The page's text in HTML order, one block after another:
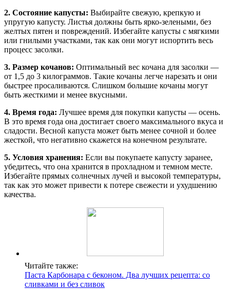
2. Состояние капусты: Выбирайте свежую, крепкую и
упругую капусту. Листья должны быть ярко-зелеными, без
желтых пятен и повреждений. Избегайте капусты с мягкими
или гнилыми участками, так как они могут испортить весь
процесс засолки.
3. Размер кочанов: Оптимальный вес кочана для засолки —
от 1,5 до 3 килограммов. Такие кочаны легче нарезать и они
быстрее просаливаются. Слишком большие кочаны могут
быть жесткими и менее вкусными.
4. Время года: Лучшее время для покупки капусты — осень.
В это время года она достигает своего максимального вкуса и
сладости. Весной капуста может быть менее сочной и более
жесткой, что негативно скажется на конечном результате.
5. Условия хранения: Если вы покупаете капусту заранее,
убедитесь, что она хранится в прохладном и темном месте.
Избегайте прямых солнечных лучей и высокой температуры,
так как это может привести к потере свежести и ухудшению
качества.
Читайте также:
Паста Карбонара с беконом. Два лучших рецепта: со
сливками и без сливок